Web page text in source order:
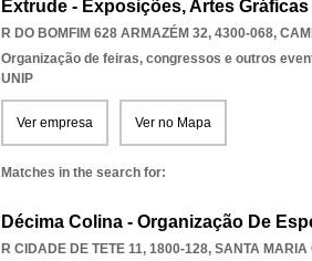
Extrude - Exposições, Artes
R DO BOMFIM 628 ARMAZÉM 32, 4300-068,
Organização de feiras, congressos e outros
UNIP
Ver empresa Ver no Mapa
Matches in the search for:
Décima Colina - Organização De
R CIDADE DE TETE 11, 1800-128, SANTA MARIA